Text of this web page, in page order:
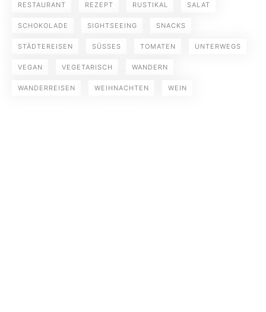
RESTAURANT REZEPT RUSTIKAL SALAT
SCHOKOLADE SIGHTSEEING SNACKS
STÄDTEREISEN SÜSSES TOMATEN UNTERWEGS
VEGAN VEGETARISCH WANDERN
WANDERREISEN WEIHNACHTEN WEIN